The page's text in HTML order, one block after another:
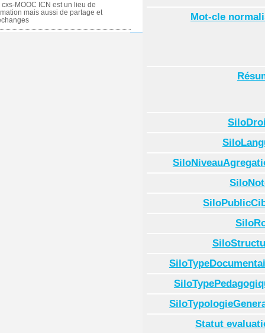
Mot-cle
Statut
cxs-MOOC ICN est un lieu de
mais aussi de partage et